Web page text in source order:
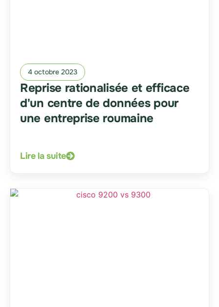
4 octobre 2023
Reprise rationalisée et efficace
d'un centre de données pour
une entreprise roumaine
Lire la suite